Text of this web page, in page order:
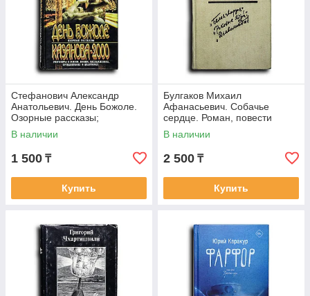
Стефанович Александр
Анатольевич. День Божоле.
Озорные рассказы;
Казанова-2000: Разговоры о
жизни, любви,
В наличии
1 500 ₸
Купить
Булгаков Михаил
Афанасьевич. Собачье
сердце. Роман, повести
В наличии
2 500 ₸
Купить